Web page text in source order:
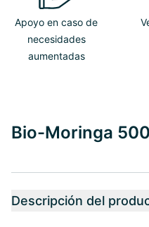
Apoyo en caso de
necesidades
aumentadas
Bio-Moringa
Descripción del